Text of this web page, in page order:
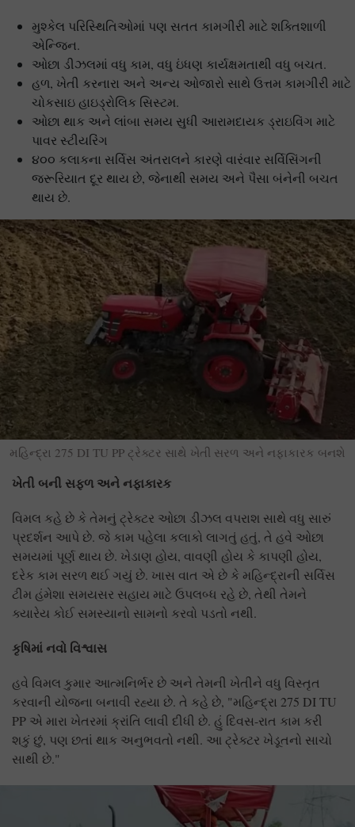
મુશ્કેલ પરિસ્થિતિઓમાં પણ સતત કામગીરી માટે શક્તિશાળી
એન્જિન.
ઓછા ડીઝલમાં વધુ કામ, વધુ ઇંધણ કાર્યક્ષમતાથી વધુ બચત.
હળ, ખેતી કરનારા અને અન્ય ઓજારો સાથે ઉત્તમ કામગીરી માટે
ચોકસાઇ હાઇડ્રોલિક સિસ્ટમ.
ઓછા થાક અને લાંબા સમય સુધી આરામદાયક ડ્રાઇવિંગ માટે
પાવર સ્ટીયરિંગ
૪૦૦ કલાકના સર્વિસ અંતરાલને કારણે વારંવાર સર્વિસિંગની
જરૂરિયાત દૂર થાય છે, જેનાથી સમય અને પૈસા બંનેની બચત
થાય છે.
મહિન્દ્રા 275 DI TU PP ટ્રેક્ટર સાથે ખેતી સરળ અને નફાકારક બનશે
ખેતી બની સફળ અને નફાકારક
વિમલ કહે છે કે તેમનું ટ્રેક્ટર ઓછા ડીઝલ વપરાશ સાથે વધુ સારું
પ્રદર્શન આપે છે. જે કામ પહેલા કલાકો લાગતું હતું, તે હવે ઓછા
સમયમાં પૂર્ણ થાય છે. ખેડાણ હોય, વાવણી હોય કે કાપણી હોય,
દરેક કામ સરળ થઈ ગયું છે. ખાસ વાત એ છે કે મહિન્દ્રાની સર્વિસ
ટીમ હંમેશા સમયસર સહાય માટે ઉપલબ્ધ રહે છે, તેથી તેમને
ક્યારેય કોઈ સમસ્યાનો સામનો કરવો પડતો નથી.
કૃષિમાં નવો વિશ્વાસ
હવે વિમલ કુમાર આત્મનિર્ભર છે અને તેમની ખેતીને વધુ વિસ્તૃત
કરવાની યોજના બનાવી રહ્યા છે. તે કહે છે, "મહિન્દ્રા 275 DI TU
PP એ મારા ખેતરમાં ક્રાંતિ લાવી દીધી છે. હું દિવસ-રાત કામ કરી
શકું છું, પણ છતાં થાક અનુભવતો નથી. આ ટ્રેક્ટર ખેડૂતનો સાચો
સાથી છે."